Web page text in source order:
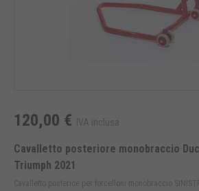
120,00 € IVA inclusa
Cavalletto posteriore monobraccio
Triumph 2021
Cavalletto posterioe per forcelloni monobraccio